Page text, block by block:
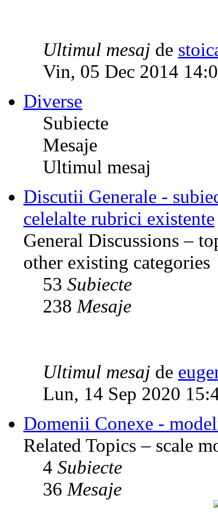
Ultimul mesaj de
Vin, 05 Dec 2014
Diverse
Subiecte
Mesaje
Ultimul mesaj
Discutii Generale -
celelalte rubrici existente
General Discussions –
other existing categories
53 Subiecte
238 Mesaje
Ultimul mesaj de
Lun, 14 Sep 2020
Domenii Conexe -
Related Topics – scale
4 Subiecte
36 Mesaje